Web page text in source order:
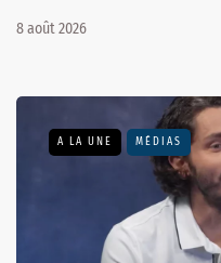
8 août 2026
A LA UNE MÉDIAS